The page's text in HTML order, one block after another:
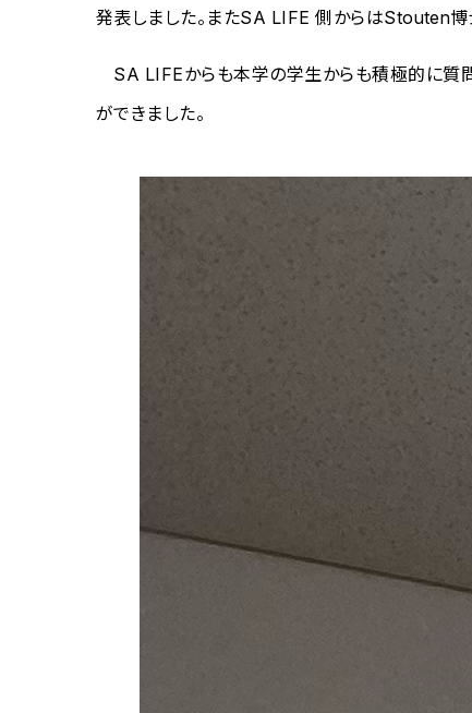
発表しました。またSA LIFE 側からはStouten
SA LIFEからも本学の学生からも積極的に質
ができました。